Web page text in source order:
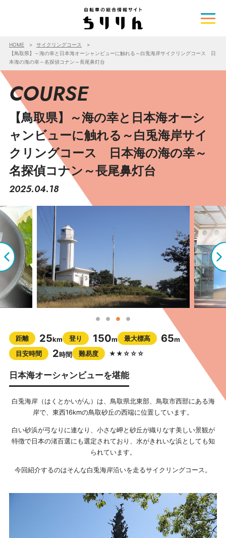
HOME
サイクリングコース
【鳥取県】～海の幸と日本海オーシャンビューに触れる～白兎海岸サイクリングコース 日
本海の海の幸～名探偵コナン～長尾鼻灯台
COURSE
【鳥取県】～海の幸と日本海オーシ
ャンビューに触れる～白兎海岸サイ
クリングコース 日本海の海の幸～
名探偵コナン～長尾鼻灯台
2025.04.18
距離 25km 登り 150m 最大標高 65m
目安時間
2時間 難易度 ★★☆☆☆
日本海オーシャンビューを堪能
白兎海岸（はくとかいがん）は、鳥取県北東部、鳥取市西部にある海
岸で、東西16kmの鳥取砂丘の西端に位置しています。
白い砂浜が弓なりに連なり、小さな岬と砂丘が織りなす美しい景観が
特徴で日本の渚百選にも選定されており、水がきれいな浜としても知
られています。
今回紹介するのはそんな白兎海岸沿いを走るサイクリングコース。